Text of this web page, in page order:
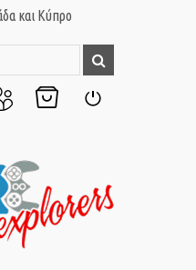
και Κύπρο
μου